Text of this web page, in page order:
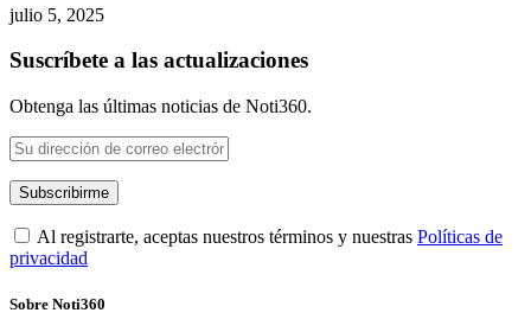
julio 5, 2025
Suscríbete a las actualizaciones
Obtenga las últimas noticias de Noti360.
Al registrarte, aceptas nuestros términos y nuestras Políticas de
privacidad
Sobre Noti360